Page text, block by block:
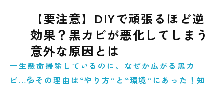
【要注意】DIYで頑張るほど逆
効果？黒カビが悪化してしまう
意外な原因とは
一生懸命掃除しているのに、なぜか広がる黒カ
ビ…💦その理由は“やり方”と“環境”にあった！知